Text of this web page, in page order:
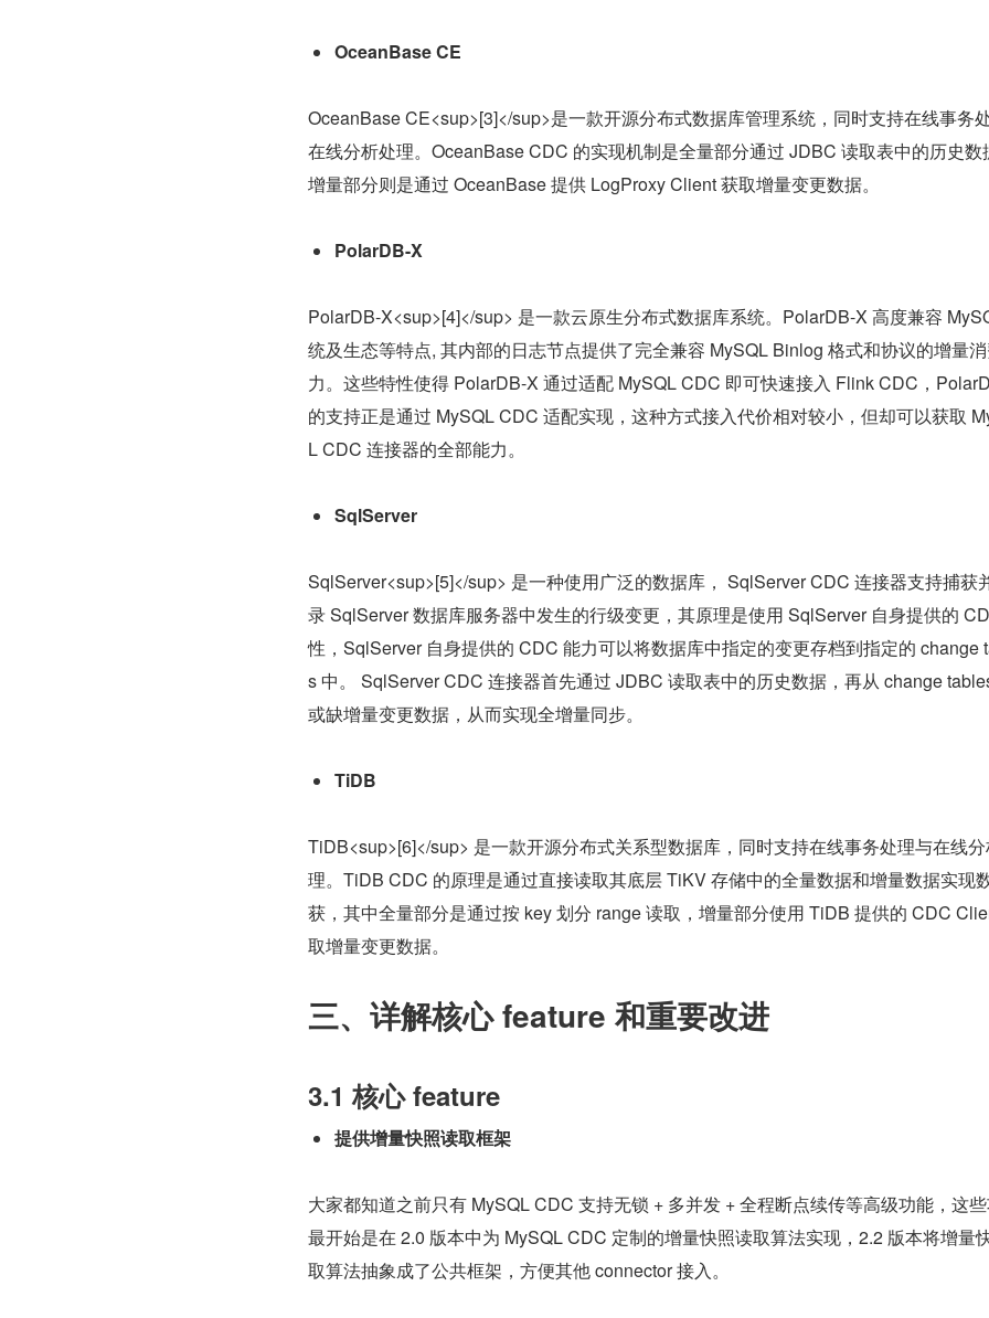
OceanBase CE
OceanBase CE<sup>[3]</sup>是一款开源分布式数据库管理系统，同时支持在线事务
在线分析处理。OceanBase CDC 的实现机制是全量部分通过 JDBC 读取表中的历史数
增量部分则是通过 OceanBase 提供 LogProxy Client 获取增量变更数据。
PolarDB-X
PolarDB-X<sup>[4]</sup> 是一款云原生分布式数据库系统。PolarDB-X 高度兼容
统及生态等特点, 其内部的日志节点提供了完全兼容 MySQL Binlog 格式和协议的增量
力。这些特性使得 PolarDB-X 通过适配 MySQL CDC 即可快速接入 Flink CDC，
的支持正是通过 MySQL CDC 适配实现，这种方式接入代价相对较小，但却可以获取
L CDC 连接器的全部能力。
SqlServer
SqlServer<sup>[5]</sup> 是一种使用广泛的数据库， SqlServer CDC 连接器支持捕获
录 SqlServer 数据库服务器中发生的行级变更，其原理是使用 SqlServer 自身提供的
性，SqlServer 自身提供的 CDC 能力可以将数据库中指定的变更存档到指定的 change
s 中。 SqlServer CDC 连接器首先通过 JDBC 读取表中的历史数据，再从 change
或缺增量变更数据，从而实现全增量同步。
TiDB
TiDB<sup>[6]</sup> 是一款开源分布式关系型数据库，同时支持在线事务处理与在线
理。TiDB CDC 的原理是通过直接读取其底层 TiKV 存储中的全量数据和增量数据实现
获，其中全量部分是通过按 key 划分 range 读取，增量部分使用 TiDB 提供的 CDC
取增量变更数据。
三、详解核心 feature 和重要改进
3.1 核心 feature
提供增量快照读取框架
大家都知道之前只有 MySQL CDC 支持无锁 + 多并发 + 全程断点续传等高级功能，这
最开始是在 2.0 版本中为 MySQL CDC 定制的增量快照读取算法实现，2.2 版本将增量
取算法抽象成了公共框架，方便其他 connector 接入。